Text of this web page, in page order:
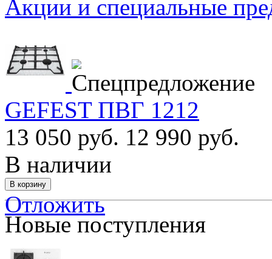
Акции и специальные
GEFEST ПВГ 1212
13 050 руб. 12 990 руб.
В наличии
Отложить
Новые поступления